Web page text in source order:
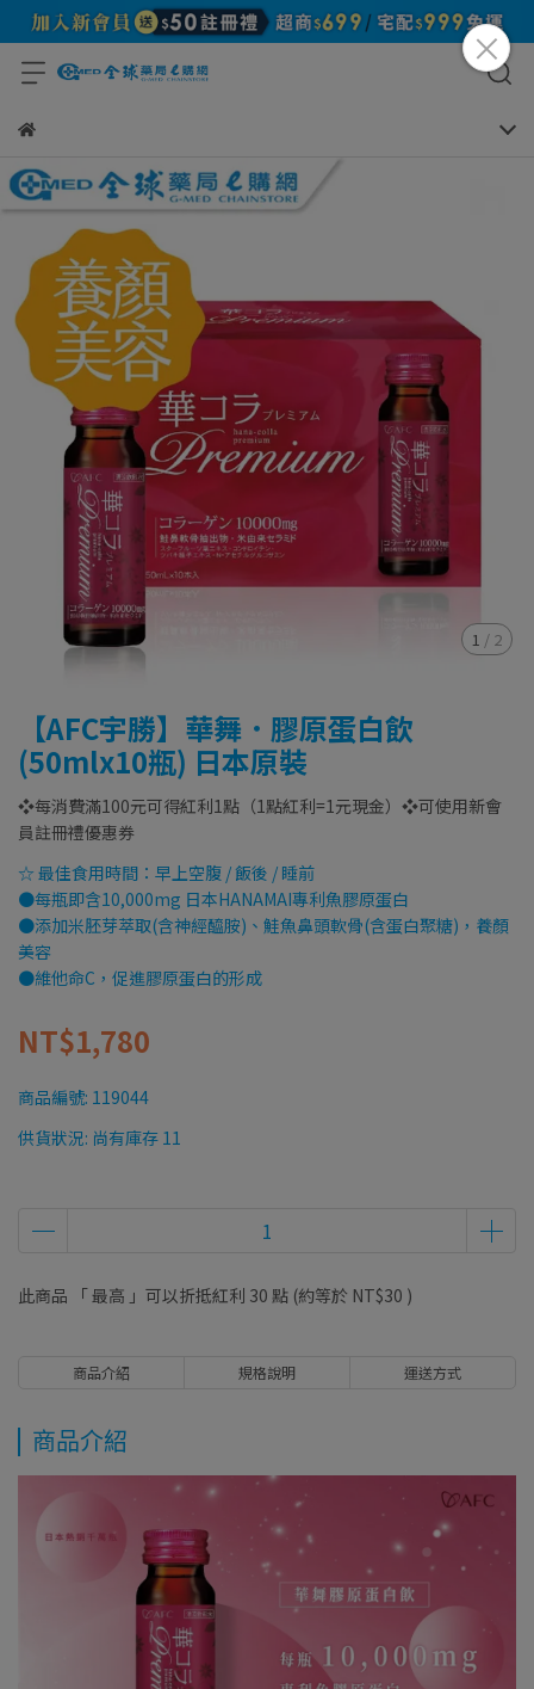
1 / 2
【AFC宇勝】華舞．膠原蛋白飲
(50mlx10瓶) 日本原裝
❖每消費滿100元可得紅利1點（1點紅利=1元現金）❖可使用新會
員註冊禮優惠券
☆ 最佳食用時間：早上空腹 / 飯後 / 睡前
●每瓶即含10,000mg 日本HANAMAI專利魚膠原蛋白
●添加米胚芽萃取(含神經醯胺)、鮭魚鼻頭軟骨(含蛋白聚糖)，養顏
美容
●維他命C，促進膠原蛋白的形成
NT$1,780
商品編號: 119044
供貨狀況: 尚有庫存 11
此商品 「 最高 」可以折抵紅利 30 點 (約等於 NT$30 )
商品介紹 規格說明 運送方式
商品介紹